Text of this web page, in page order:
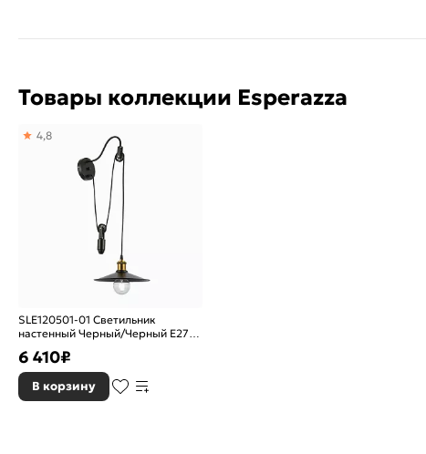
Наличие диммера:
300
Цвет плафонов:
Материал плафонов:
Товары коллекции Esperazza
SLE120501-01 Светильник
настенный Черный/Черный E27
4,8
6 410₽
В корзину